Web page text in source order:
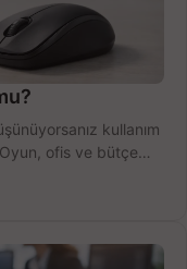
kullanım
ofis ve bütçe